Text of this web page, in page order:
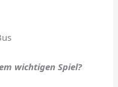
wichtigen Spiel?